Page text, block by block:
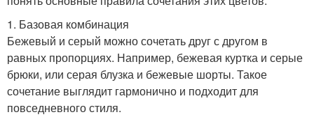
1. Базовая комбинация
Бежевый и серый можно сочетать друг с другом в
равных пропорциях. Например, бежевая куртка и серые
брюки, или серая блузка и бежевые шорты. Такое
сочетание выглядит гармонично и подходит для
повседневного стиля.